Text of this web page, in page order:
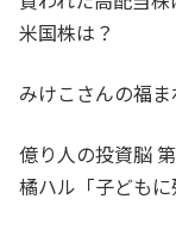
米国株は？
みけこさんの福
億り人の投資脳
橘ハル「子どもに